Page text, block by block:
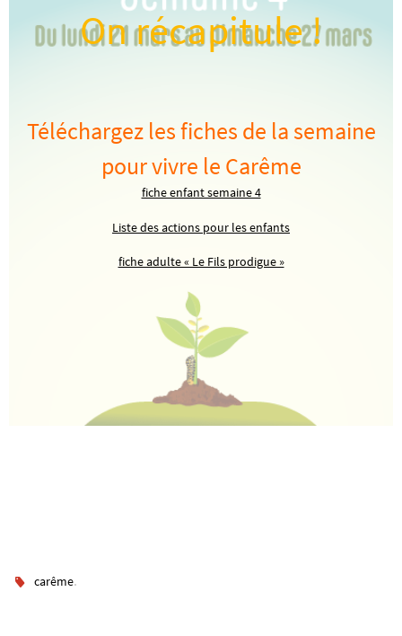
On récapitule !
Téléchargez les fiches de la semaine
pour vivre le Carême
fiche enfant semaine 4
Liste des actions pour les enfants
fiche adulte « Le Fils prodigue »
carême.